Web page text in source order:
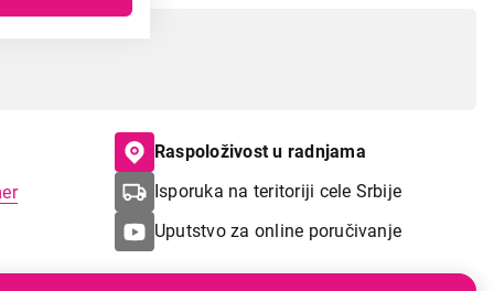
Raspoloživost u radnjama
Isporuka na teritoriji cele Srbije
Uputstvo za online poručivanje